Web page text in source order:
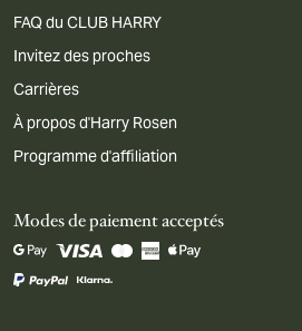
FAQ du CLUB HARRY
Invitez des proches
Carrières
À propos d'Harry Rosen
Programme d'affiliation
Modes de paiement acceptés